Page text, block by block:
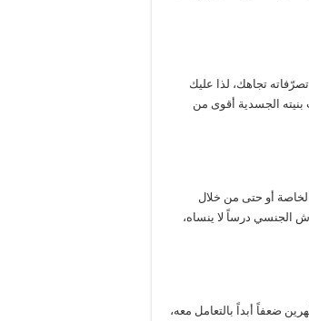
تجاهك، لذا عليك
بنيته الجسدية أقوى من
أو حتى من خلال
الجنسي درساً لا ينساه،
ضعفاً أبداً بالتعامل معه،